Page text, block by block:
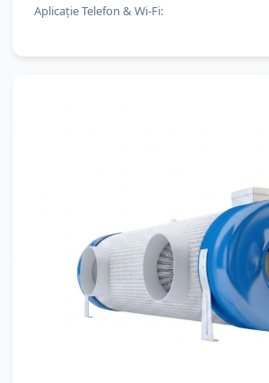
Aplicație Telefon & Wi-Fi: